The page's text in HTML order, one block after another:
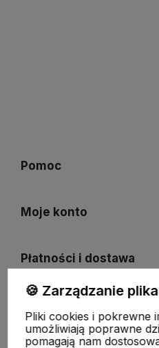
Pomoc
Moje konto
Płatności i dostawa
🍪 Zarządzanie
Pliki cookies i pokrewne
umożliwiają poprawne
pomagają nam